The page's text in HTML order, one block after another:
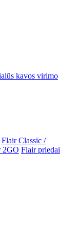
kavos virimo
Flair Classic /
2GO Flair priedai